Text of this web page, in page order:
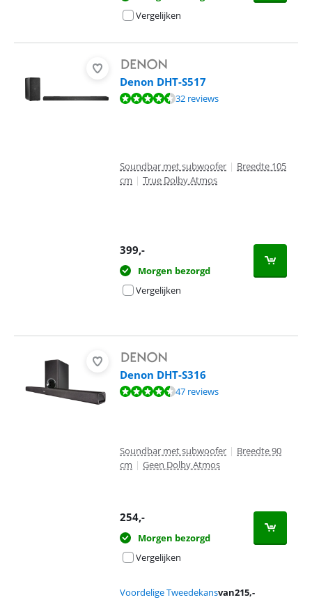
Vergelijken
Denon DHT-S517
Beoordeling is 8,9 van de 10, gebaseerd op 32 reviews.
32 reviews
Soundbar met subwoofer | Breedte 105
cm | True Dolby Atmos
399,-
Morgen bezorgd
Vergelijken
Denon DHT-S316
Beoordeling is 8,9 van de 10, gebaseerd op 47 reviews.
47 reviews
Soundbar met subwoofer | Breedte 90
cm | Geen Dolby Atmos
254,-
Morgen bezorgd
Vergelijken
Voordelige Tweedekansvan215,-